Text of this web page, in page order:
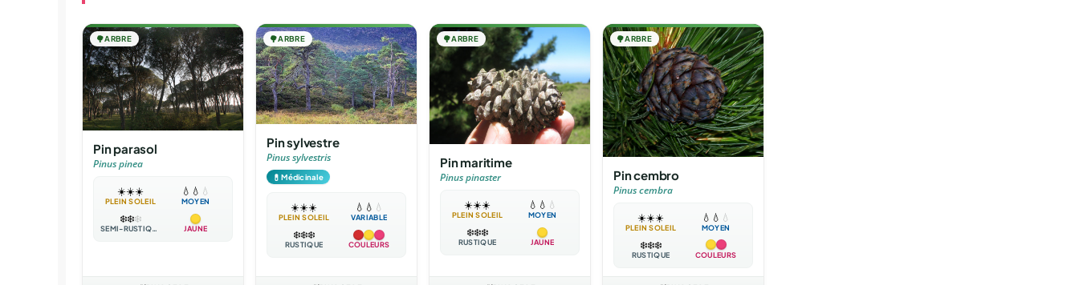
🌳ARBRE
Pin parasol
Pinus pinea
☀️☀️☀️
PLEIN SOLEIL
💧 💧 💧
MOYEN
❄️❄️❄️
SEMI-RUSTIQUE JAUNE
🌳ARBRE
Pin sylvestre
Pinus sylvestris
💊Médicinale
☀️☀️☀️
PLEIN SOLEIL
💧 💧 💧
VARIABLE
❄️❄️❄️
RUSTIQUE COULEURS
🌳ARBRE
Pin maritime
Pinus pinaster
☀️☀️☀️
PLEIN SOLEIL
💧 💧 💧
MOYEN
❄️❄️❄️
RUSTIQUE JAUNE
🌳ARBRE
Pin cembro
Pinus cembra
☀️☀️☀️
PLEIN SOLEIL
💧 💧 💧
MOYEN
❄️❄️❄️
RUSTIQUE COULEURS